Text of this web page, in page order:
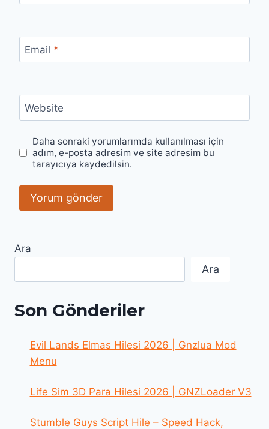
Email *
Website
Daha sonraki yorumlarımda kullanılması için
adım, e-posta adresim ve site adresim bu
tarayıcıya kaydedilsin.
Ara
Ara
Son Gönderiler
Evil Lands Elmas Hilesi 2026 | Gnzlua Mod
Menu
Life Sim 3D Para Hilesi 2026 | GNZLoader V3
Stumble Guys Script Hile – Speed Hack,